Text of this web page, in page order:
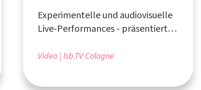
Experimentelle und audiovisuelle
Live-Performances - präsentiert
Köln
Video lsb.TV Cologne